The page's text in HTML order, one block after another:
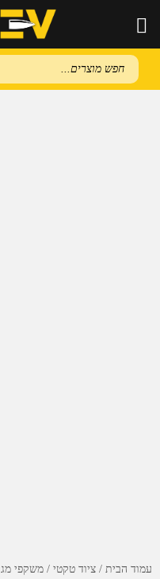
Products
search
עמוד הבית ציוד טקטי משקפי